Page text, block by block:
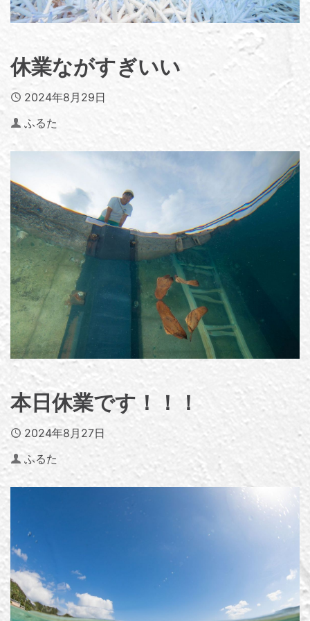
休業ながすぎいい
Published
2024年8月29日
Author
ふるた
本日休業です！！！
Published
2024年8月27日
Author
ふるた